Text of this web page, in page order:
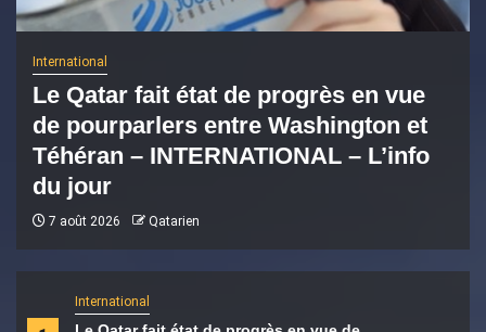
International
International
Le Qatar fait état de progrès en vue
de pourparlers entre Washington et
Téhéran – INTERNATIONAL – L’info
du jour
7 août 2026 Qatarien